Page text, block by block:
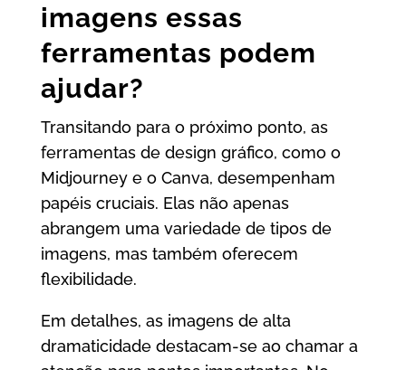
imagens essas
ferramentas podem
ajudar?
Transitando para o próximo ponto, as
ferramentas de design gráfico, como o
Midjourney e o Canva, desempenham
papéis cruciais. Elas não apenas
abrangem uma variedade de tipos de
imagens, mas também oferecem
flexibilidade.
Em detalhes, as imagens de alta
dramaticidade destacam-se ao chamar a